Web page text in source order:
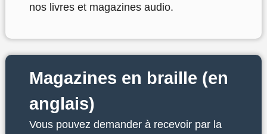
nos livres et magazines audio.
Magazines en braille (en
anglais)
Vous pouvez demander à recevoir par la